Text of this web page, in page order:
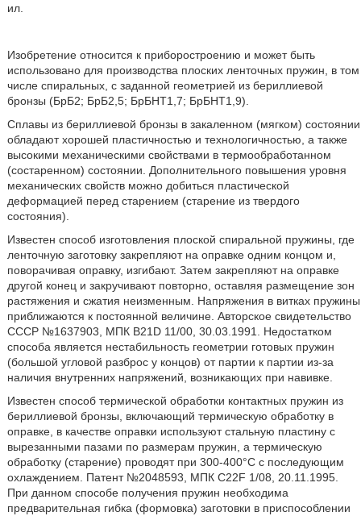
ил.
Изобретение относится к приборостроению и может быть
использовано для производства плоских ленточных пружин, в том
числе спиральных, с заданной геометрией из бериллиевой
бронзы (БрБ2; БрБ2,5; БрБНТ1,7; БрБНТ1,9).
Сплавы из бериллиевой бронзы в закаленном (мягком) состоянии
обладают хорошей пластичностью и технологичностью, а также
высокими механическими свойствами в термообработанном
(состаренном) состоянии. Дополнительного повышения уровня
механических свойств можно добиться пластической
деформацией перед старением (старение из твердого
состояния).
Известен способ изготовления плоской спиральной пружины, где
ленточную заготовку закрепляют на оправке одним концом и,
поворачивая оправку, изгибают. Затем закрепляют на оправке
другой конец и закручивают повторно, оставляя размещение зон
растяжения и сжатия неизменным. Напряжения в витках пружины
приближаются к постоянной величине. Авторское свидетельство
СССР №1637903, МПК B21D 11/00, 30.03.1991. Недостатком
способа является нестабильность геометрии готовых пружин
(большой угловой разброс у концов) от партии к партии из-за
наличия внутренних напряжений, возникающих при навивке.
Известен способ термической обработки контактных пружин из
бериллиевой бронзы, включающий термическую обработку в
оправке, в качестве оправки используют стальную пластину с
вырезанными пазами по размерам пружин, а термическую
обработку (старение) проводят при 300-400°С с последующим
охлаждением. Патент №2048593, МПК C22F 1/08, 20.11.1995.
При данном способе получения пружин необходима
предварительная гибка (формовка) заготовки в приспособлении